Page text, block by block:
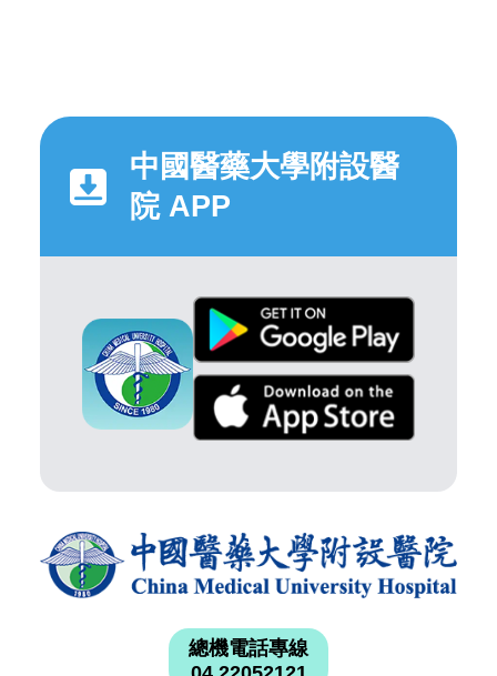
中國醫藥大學附設醫
院 APP
總機電話專線